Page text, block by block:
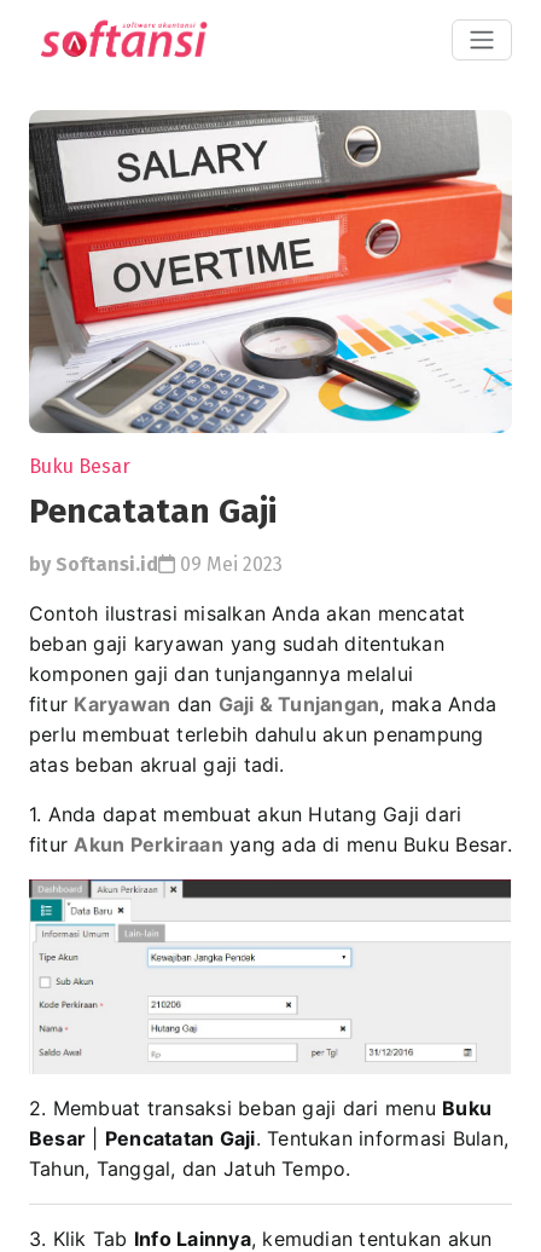
Buku Besar
Pencatatan Gaji
by Softansi.id 09 Mei 2023
Contoh ilustrasi misalkan Anda akan mencatat
beban gaji karyawan yang sudah ditentukan
komponen gaji dan tunjangannya melalui
fitur Karyawan dan Gaji & Tunjangan, maka Anda
perlu membuat terlebih dahulu akun penampung
atas beban akrual gaji tadi.
1. Anda dapat membuat akun Hutang Gaji dari
fitur Akun Perkiraan yang ada di menu Buku Besar.
2. Membuat transaksi beban gaji dari menu Buku
Besar
Pencatatan Gaji. Tentukan informasi Bulan,
Tahun, Tanggal, dan Jatuh Tempo.
3. Klik Tab Info Lainnya, kemudian tentukan akun